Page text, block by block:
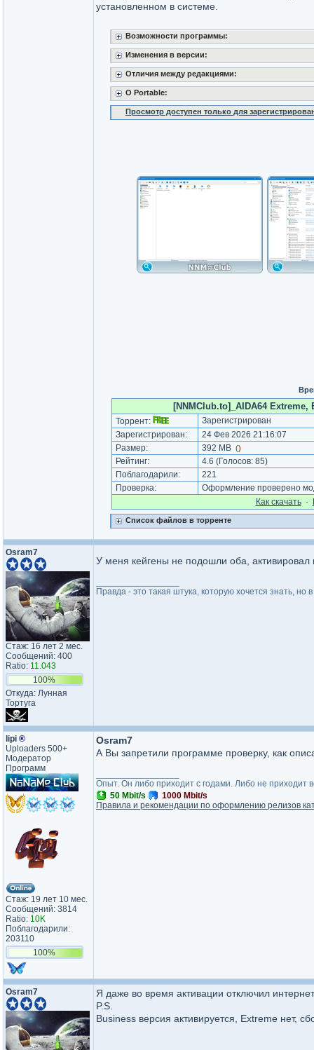
установленном в системе.
Возможности программы:
Изменения в версии:
Отличия между редакциями:
O Portable:
Просмотр доступен только для
[NNMClub.to]_AIDA64
Торрент:
Зарегистрирован
Зарегистрирован:
24 Фев 2026 21:16:07
Размер:
392 MB ()
Рейтинг: 4.6 (Голосов: 85)
Поблагодарили:
221
Проверка:
Оформление проверено
Как cкачать·
Список файлов в торренте
Osram7
Стаж: 16 лет 2 мес.
Сообщений: 400
Ratio: 11.043
100%
Откуда: Лунная
Тортуга
У меня кейгены не подошли оба,
Правда - это такая штука, которую хочется знать, но
lipi ®
Uploaders 500+
Модератор
Программ
Стаж: 19 лет 10 мес.
Сообщений: 3814
Ratio: 10K
Поблагодарили:
203110
100%
Osram7
А Вы запретили программе проверку, как
Опыт. Он либо приходит с годами. Либо не приходит
50 Mbit/s
1000 Mbit/s
Правила и рекомендации по оформлению релизов
Osram7
Я даже во время активации отключил
P.S.
Business версия активируется, Extreme нет,